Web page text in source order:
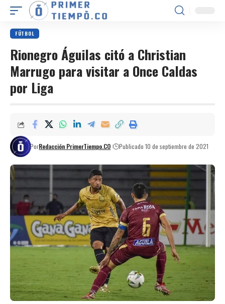
FÚTBOL
Rionegro Águilas citó a Christian
Marrugo para visitar a Once Caldas
por Liga
PorRedacción PrimerTiempo.CO Publicado 10 de septiembre de 2021